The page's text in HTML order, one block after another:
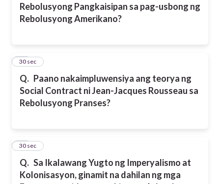
Rebolusyong Pangkaisipan sa pag-usbong ng
Rebolusyong Amerikano?
Q. Paano nakaimpluwensiya ang teorya ng
Social Contract ni Jean-Jacques Rousseau sa
Rebolusyong Pranses?
18
30 sec
Q. Sa Ikalawang Yugto ng Imperyalismo at
Kolonisasyon, ginamit na dahilan ng mga
19
30 sec